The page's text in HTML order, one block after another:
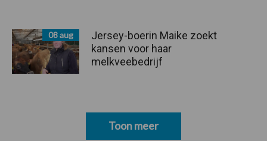
08 aug
Jersey-boerin Maike zoekt
kansen voor haar
melkveebedrijf
Toon meer